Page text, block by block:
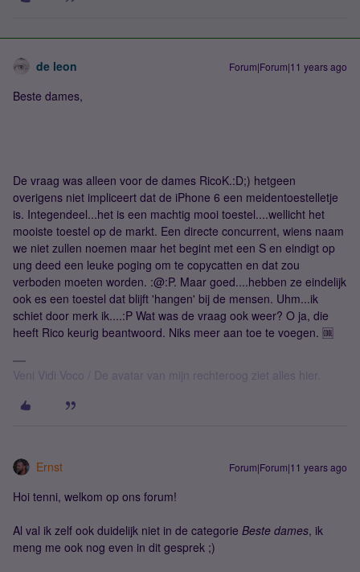
de leon Forum|Forum|11 years ago
Beste dames,
De vraag was alleen voor de dames RicoK.:D;) hetgeen
overigens niet impliceert dat de iPhone 6 een meidentoestelletje
is. Integendeel...het is een machtig mooi toestel....wellicht het
mooiste toestel op de markt. Een directe concurrent, wiens naam
we niet zullen noemen maar het begint met een S en eindigt op
ung deed een leuke poging om te copycatten en dat zou
verboden moeten worden. :@:P. Maar goed....hebben ze eindelijk
ook es een toestel dat blijft 'hangen' bij de mensen. Uhm...ik
schiet door merk ik....:P Wat was de vraag ook weer? O ja, die
heeft Rico keurig beantwoord. Niks meer aan toe te voegen. 🆒
Veni Vidi Voco / De avatar van mijn rechteroog ziet alles hier.
Ernst Forum|Forum|11 years ago
Hoi tenni, welkom op ons forum!
Al val ik zelf ook duidelijk niet in de categorie Beste dames, ik
meng me ook nog even in dit gesprek ;)